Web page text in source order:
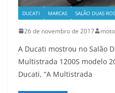
DUCATI MARCAS SALÃO DUAS
26 de novembro de 2017
A Ducati mostrou no Salão
Multistrada 1200S modelo
Ducati, “A Multistrada